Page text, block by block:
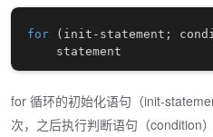
for ( init - statement ;
for 循环的初始化语句（init-
次，之后执行判断语句（condition